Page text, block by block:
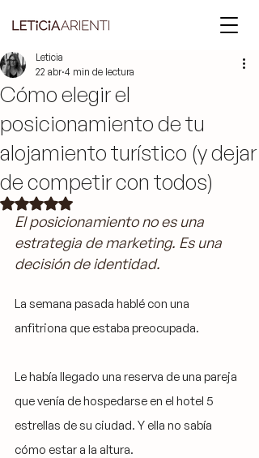
Cómo elegir el
posicionamiento de tu
alojamiento turístico (y dejar
de competir con todos)
Leticia
22 abr 4 min de lectura
Obtuvo NaN de 5 estrellas.
El posicionamiento no es una
estrategia de marketing. Es una
decisión de identidad.
La semana pasada hablé con una
anfitriona que estaba preocupada.
Le había llegado una reserva de una pareja
que venía de hospedarse en el hotel 5
estrellas de su ciudad. Y ella no sabía
cómo estar a la altura.